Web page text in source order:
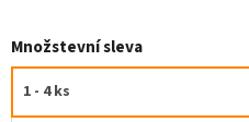
Množstevní sleva
1 - 4 ks